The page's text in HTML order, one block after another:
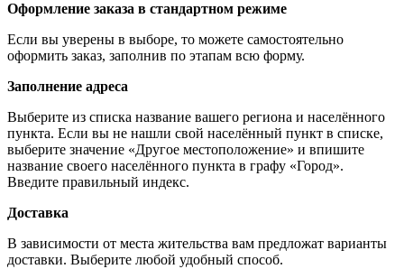
Оформление заказа в стандартном режиме
Если вы уверены в выборе, то можете самостоятельно
оформить заказ, заполнив по этапам всю форму.
Заполнение адреса
Выберите из списка название вашего региона и населённого
пункта. Если вы не нашли свой населённый пункт в списке,
выберите значение «Другое местоположение» и впишите
название своего населённого пункта в графу «Город».
Введите правильный индекс.
Доставка
В зависимости от места жительства вам предложат варианты
доставки. Выберите любой удобный способ.